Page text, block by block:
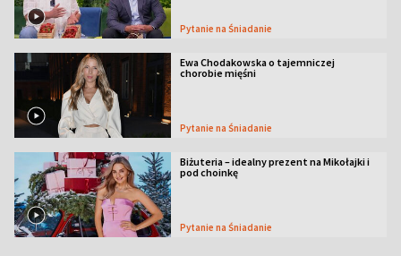
Pytanie na Śniadanie
Ewa Chodakowska o tajemniczej
chorobie mięśni
Pytanie na Śniadanie
Biżuteria – idealny prezent na Mikołajki i
pod choinkę
Pytanie na Śniadanie